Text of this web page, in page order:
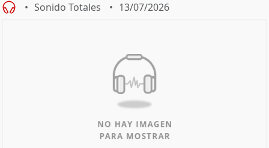
Sonido Totales 13/07/2026